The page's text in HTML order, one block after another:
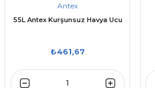
Antex
55L Antex Kurşunsuz Havya Ucu
₺461,67